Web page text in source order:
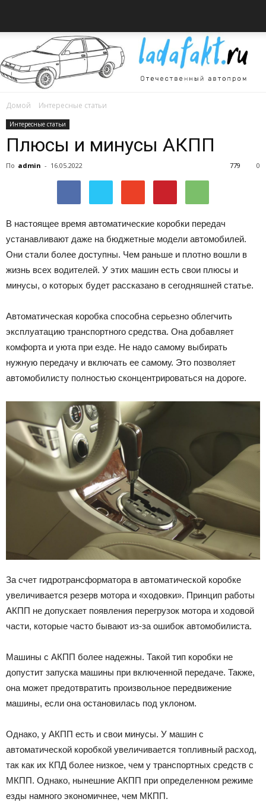
автомобилях
ВАЗ
Домой Интересные статьи
Интересные статьи
Плюсы и минусы АКПП
По admin - 16.05.2022 0
779
В настоящее время автоматические коробки передач
устанавливают даже на бюджетные модели автомобилей.
Они стали более доступны. Чем раньше и плотно вошли в
жизнь всех водителей. У этих машин есть свои плюсы и
минусы, о которых будет рассказано в сегодняшней статье.
Автоматическая коробка способна серьезно облегчить
эксплуатацию транспортного средства. Она добавляет
комфорта и уюта при езде. Не надо самому выбирать
нужную передачу и включать ее самому. Это позволяет
автомобилисту полностью сконцентрироваться на дороге.
За счет гидротрансформатора в автоматической коробке
увеличивается резерв мотора и «ходовки». Принцип работы
АКПП не допускает появления перегрузок мотора и ходовой
части, которые часто бывают из-за ошибок автомобилиста.
Машины с АКПП более надежны. Такой тип коробки не
допустит запуска машины при включенной передаче. Также,
она может предотвратить произвольное передвижение
машины, если она остановилась под уклоном.
Однако, у АКПП есть и свои минусы. У машин с
автоматической коробкой увеличивается топливный расход,
так как их КПД более низкое, чем у транспортных средств с
МКПП. Однако, нынешние АКПП при определенном режиме
езды намного экономичнее, чем МКПП.